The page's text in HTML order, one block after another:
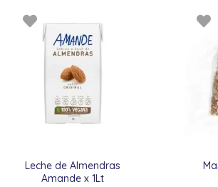
Leche de Almendras
Amande x 1Lt